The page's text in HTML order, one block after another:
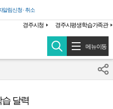
로가기
로가기
경주시청 경주시평생학습가족관
알림신청 · 취소
메뉴이동
달력